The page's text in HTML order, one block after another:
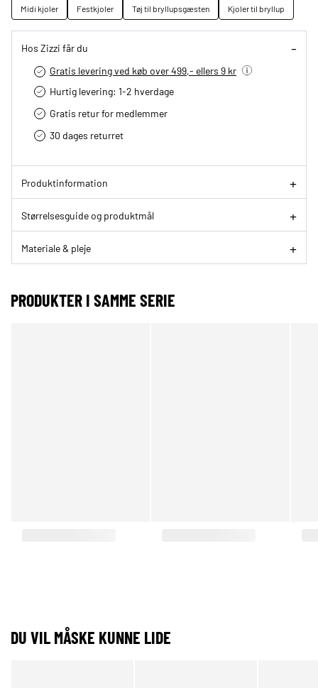
Midi kjoler Festkjoler Tøj til bryllupsgæsten Kjoler til bryllup
Hos Zizzi får du
Gratis levering ved køb over 499,- ellers 9 kr
Hurtig levering­: 1-2 hverdage
Gratis retur for medlemmer
30 dages returret
Produktinformation
Størrelsesguide og produktmål
Materiale & pleje
PRODUKTER I SAMME SERIE
DU VIL MÅSKE KUNNE LIDE